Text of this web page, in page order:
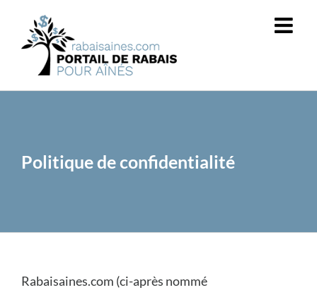
contenu
Politique de confidentialité
Rabaisaines.com (ci-après nommé